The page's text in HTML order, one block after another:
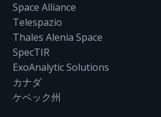
Space Alliance
Telespazio
Thales Alenia Space
SpecTIR
ExoAnalytic Solutions
カナダ
ケベック州